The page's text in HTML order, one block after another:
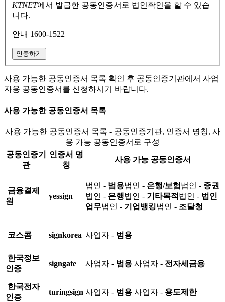
KTNET에서 발급한 공동인증서로 법인확인을 할 수 있습
니다.
안내 1600-1522
인증하기
사용 가능한 공동인증서 목록 확인 후 공동인증기관에서 사업
자용 공동인증서를 신청하시기 바랍니다.
사용 가능한 공동인증서 목록
사용 가능한 공동인증서 목록 - 공동인증기관, 인증서 명칭, 사
용 가능 공동인증서로 구성
공동인증기
관
인증서 명
칭
사용 가능 공동인증서
금융결제
원
yessign
법인 - 범용법인 - 은행/보험 법인 - 증권
법인 - 은행법인 - 기타목적 법인 - 법인
업무법인 - 기업뱅킹법인 - 조달청
코스콤 signkorea 사업자 - 범용
한국정보
인증
signgate 사업자 - 범용 사업자 - 전자세금용
한국전자
인증
turingsign 사업자 - 범용 사업자 - 용도제한